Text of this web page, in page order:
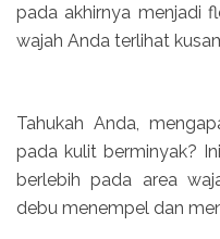
pada akhirnya menjadi
wajah Anda terlihat
Tahukah Anda,
pada kulit berminyak?
berlebih pada area
debu menempel dan